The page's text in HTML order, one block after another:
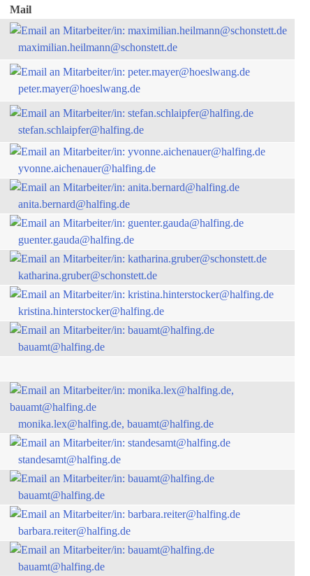
Mail
maximilian.heilmann@schonstett.de
peter.mayer@hoeslwang.de
stefan.schlaipfer@halfing.de
yvonne.aichenauer@halfing.de
anita.bernard@halfing.de
guenter.gauda@halfing.de
katharina.gruber@schonstett.de
kristina.hinterstocker@halfing.de
bauamt@halfing.de
monika.lex@halfing.de, bauamt@halfing.de
standesamt@halfing.de
bauamt@halfing.de
barbara.reiter@halfing.de
bauamt@halfing.de